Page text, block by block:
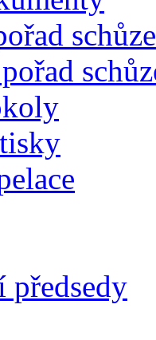
schůze
předsedy